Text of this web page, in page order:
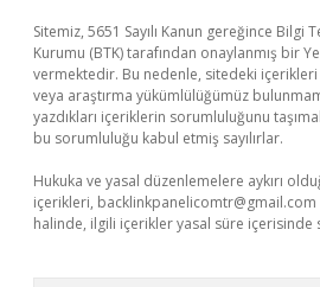
Sitemiz, 5651 Sayılı Kanun gereğince Bilgi
Kurumu (BTK) tarafından onaylanmış bir
vermektedir. Bu nedenle, sitedeki
veya araştırma yükümlülüğümüz
yazdıkları içeriklerin sorumluluğunu
bu sorumluluğu kabul etmiş sayılırlar.
Hukuka ve yasal düzenlemelere aykırı
içerikleri, backlinkpanelicomtr@gmail.com
halinde, ilgili içerikler yasal süre içerisinde